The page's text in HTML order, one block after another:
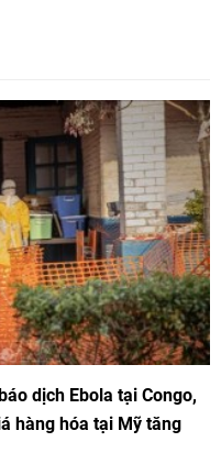
dịch Ebola tại Congo,
hàng hóa tại Mỹ tăng